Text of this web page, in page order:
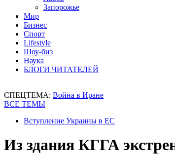
Запорожье
Мир
Бизнес
Спорт
Lifestyle
Шоу-биз
Наука
БЛОГИ ЧИТАТЕЛЕЙ
СПЕЦТЕМА: Война в Иране
ВСЕ ТЕМЫ
Вступление Украины в ЕС
Из здания КГГА